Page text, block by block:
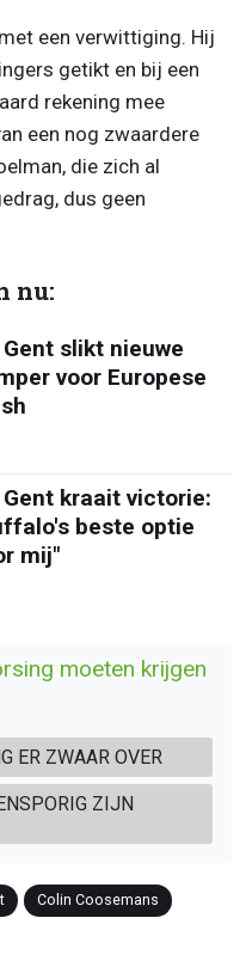
een verwittiging. Hij
getikt en bij een
rekening mee
een nog zwaardere
die zich al
dus geen
nu:
Gent slikt nieuwe
voor Europese
Gent kraait victorie:
beste optie
mij"
moeten krijgen
ER ZWAAR OVER
ZIJN
Colin Coosemans